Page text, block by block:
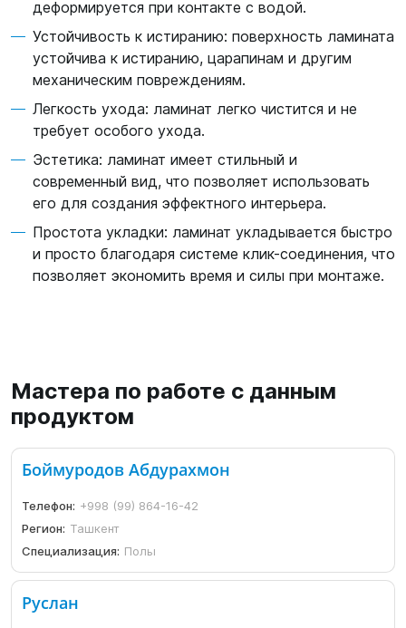
деформируется при контакте с водой.
Устойчивость к истиранию: поверхность ламината
устойчива к истиранию, царапинам и другим
механическим повреждениям.
Легкость ухода: ламинат легко чистится и не
требует особого ухода.
Эстетика: ламинат имеет стильный и
современный вид, что позволяет использовать
его для создания эффектного интерьера.
Простота укладки: ламинат укладывается быстро
и просто благодаря системе клик-соединения, что
позволяет экономить время и силы при монтаже.
Мастера по работе с данным
продуктом
Боймуродов Абдурахмон
Телефон: +998 (99) 864-16-42
Регион: Ташкент
Специализация: Полы
Руслан